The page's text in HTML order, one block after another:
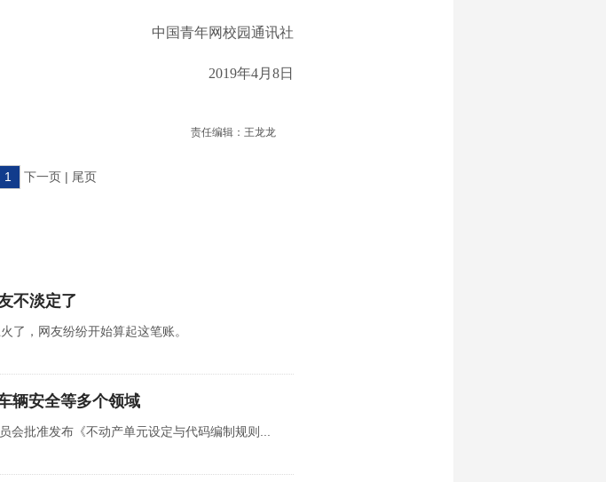
中国青年网校园通讯社
2019年4月8日
责任编辑：王龙龙
1 下一页 | 尾页
不淡定了
了，网友纷纷开始算起这笔账。
辆安全等多个领域
批准发布《不动产单元设定与代码编制规则...